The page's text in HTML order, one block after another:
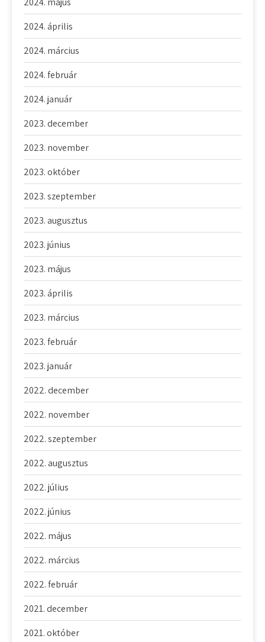
2024. április
2024. március
2024. február
2024. január
2023. december
2023. november
2023. október
2023. szeptember
2023. augusztus
2023. június
2023. május
2023. április
2023. március
2023. február
2023. január
2022. december
2022. november
2022. szeptember
2022. augusztus
2022. július
2022. június
2022. május
2022. március
2022. február
2021. december
2021. október